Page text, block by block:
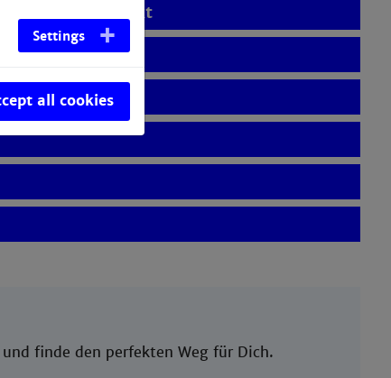
finde den perfekten Weg für Dich.
Settings
all cookies